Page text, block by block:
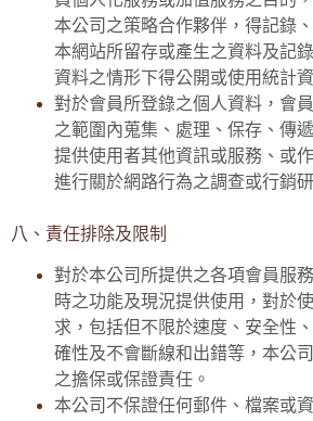
本公司之策略合作夥伴，得記錄
本網站所留存或產生之資料及記
資料之情形下得公開或使用統計資
對於會員所登錄之個人資料，會
之範圍內蒐集、處理、保存、傳
提供使用者其他資訊或服務、或
進行關於網路行為之調查或行銷研
八、責任排除及限制
對於本公司所提供之各項會員服
時之功能及現況提供使用，對於
求，包括但不限於速度、安全性
確性及不會斷線和出錯等，本公
之擔保或保證責任。
本公司不保證任何郵件、檔案或